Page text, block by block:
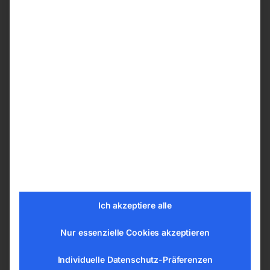
Automatische Kolbenrückstellung: Ja
Hydraulikzylinder seitlich verstellbar: Ja
Kolbengeschwindigkeit Stufe 1/2: 2,47 /
7,54mm/s
Ich akzeptiere alle
Nur essenzielle Cookies akzeptieren
Individuelle Datenschutz-Präferenzen